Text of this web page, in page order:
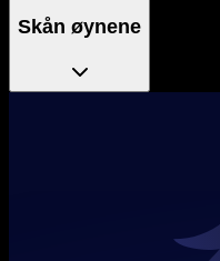
Skån øynene